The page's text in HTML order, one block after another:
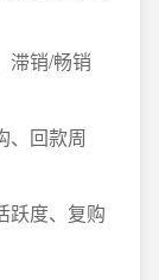
滞销/畅销
、回款周
跃度、复购